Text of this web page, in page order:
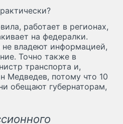
работает в регионах,
на федералки.
владеют информацией,
Точно также в
транспорта и,
Медведев, потому что 10
обещают губернаторам,